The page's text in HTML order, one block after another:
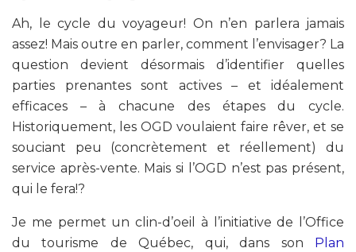
Ah, le cycle du voyageur! On n’en parlera jamais
assez! Mais outre en parler, comment l’envisager? La
question devient désormais d’identifier quelles
parties prenantes sont actives – et idéalement
efficaces – à chacune des étapes du cycle.
Historiquement, les OGD voulaient faire rêver, et se
souciant peu (concrètement et réellement) du
service après-vente. Mais si l’OGD n’est pas présent,
qui le fera!?
Je me permet un clin-d’oeil à l’initiative de l’Office
du tourisme de Québec, qui, dans son
Plan